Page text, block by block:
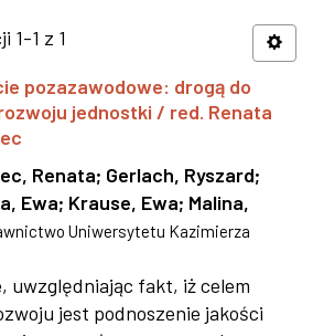
1-1 z 1
pozazawodowe: drogą do
jednostki / red. Renata
Renata; Gerlach, Ryszard;
Ewa; Krause, Ewa; Malina,
Uniwersytetu Kazimierza
uwzględniając fakt, iż celem
jest podnoszenie jakości